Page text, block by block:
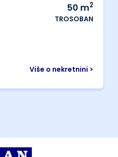
50 m2
TROSOBAN
Više o nekretnini >